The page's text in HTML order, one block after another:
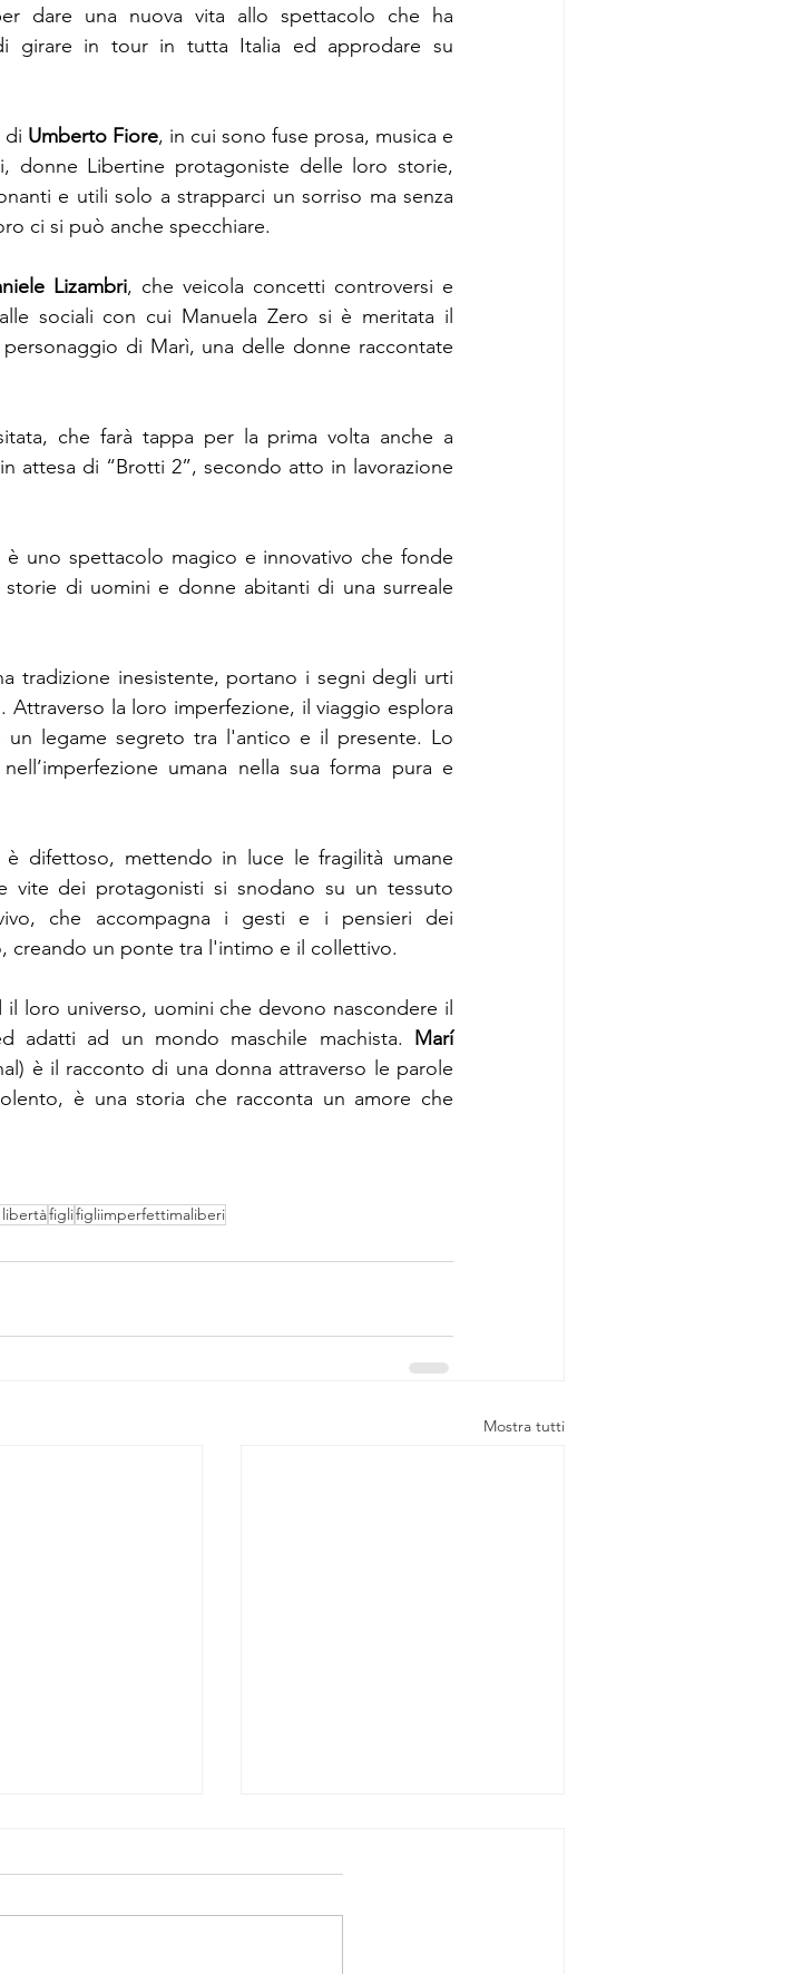
dare una nuova vita allo spettacolo che ha
girare in tour in tutta Italia ed approdare su
di Umberto Fiore, in cui sono fuse prosa, musica e
donne Libertine protagoniste delle loro storie,
e utili solo a strapparci un sorriso ma senza
ci si può anche specchiare.
Lizambri, che veicola concetti controversi e
di Marì, una delle donne raccontate
che farà tappa per la prima volta anche a
attesa di “Brotti 2”, secondo atto in lavorazione
uno spettacolo magico e innovativo che fonde
di uomini e donne abitanti di una surreale
tradizione inesistente, portano i segni degli urti
la loro imperfezione, il viaggio esplora
un legame segreto tra l'antico e il presente. Lo
umana nella sua forma pura e
difettoso, mettendo in luce le fragilità umane
vite dei protagonisti si snodano su un tessuto
che accompagna i gesti e i pensieri dei
creando un ponte tra l'intimo e il collettivo.
loro universo, uomini che devono nascondere il
adatti ad un mondo maschile machista.
Marí
è il racconto di una donna attraverso le parole
è una storia che racconta un amore che
figlifigliimperfettimaliberi
Mostra tutti